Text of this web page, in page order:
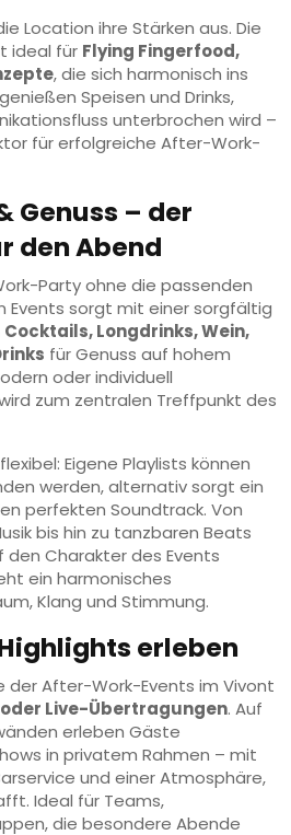
Location ihre Stärken aus. Die
ideal für Flying Fingerfood,
, die sich harmonisch ins
Speisen und Drinks,
unterbrochen wird –
für erfolgreiche After-Work-
Genuss – der
den Abend
Party ohne die passenden
Events sorgt mit einer sorgfältig
Cocktails, Longdrinks, Wein,
für Genuss auf hohem
oder individuell
zum zentralen Treffpunkt des
Eigene Playlists können
werden, alternativ sorgt ein
perfekten Soundtrack. Von
bis hin zu tanzbaren Beats
den Charakter des Events
ein harmonisches
Klang und Stimmung.
erleben
der After-Work-Events im Vivont
Live-Übertragungen. Auf
erleben Gäste
in privatem Rahmen – mit
und einer Atmosphäre,
Ideal für Teams,
die besondere Abende